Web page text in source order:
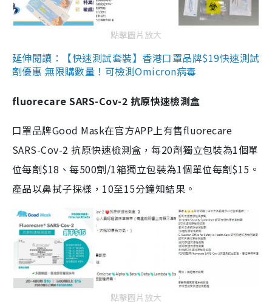
點擊圖片放大
延伸閱讀：【快速測試套裝】香港口罩品牌$19快速測試
劑優惠 無限購數量！可檢測Omicron病毒
fluorecare SARS-Cov-2 抗原快速檢測盒
口罩品牌Good Mask在官方APP上有售fluorecare
SARS-Cov-2 抗原快速檢測盒，每20劑獨立包裝為1個單
位每劑$18、每500劑/1箱獨立包裝為1個單位每劑$15。
產品以鼻拭子採樣，10至15分鐘知結果。
點擊圖片放大